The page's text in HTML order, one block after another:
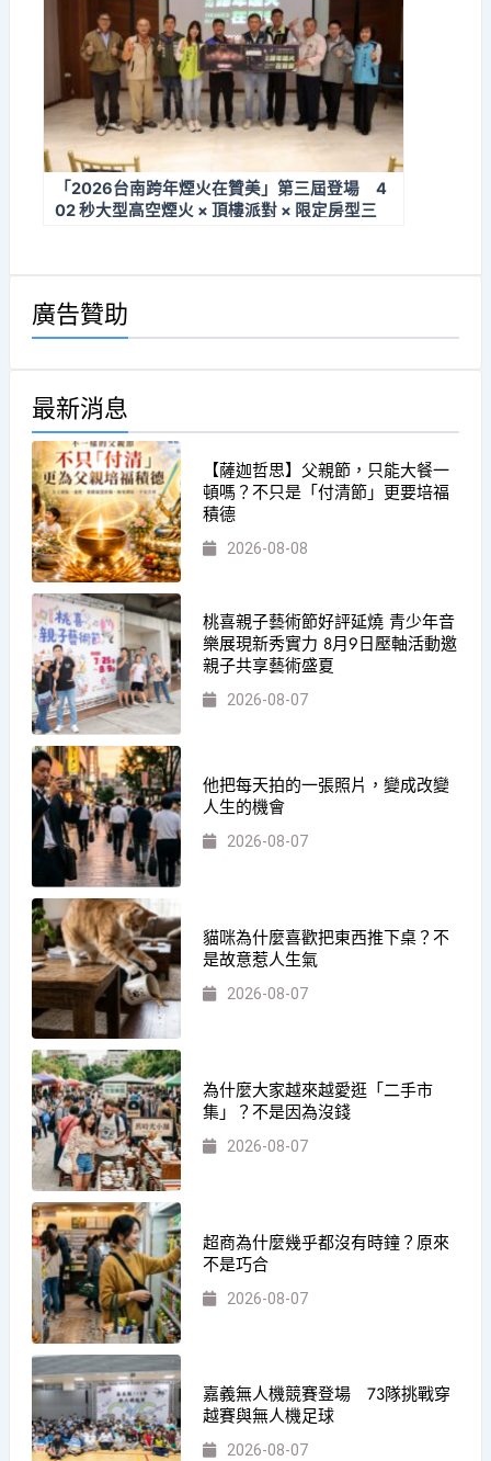
「2026台南跨年煙火在贊美」第三屆登場 4
02 秒大型高空煙火 × 頂樓派對 × 限定房型三
廣告贊助
最新消息
【薩迦哲思】父親節，只能大餐一
頓嗎？不只是「付清節」更要培福
積德
2026-08-08
桃喜親子藝術節好評延燒 青少年音
樂展現新秀實力 8月9日壓軸活動邀
親子共享藝術盛夏
2026-08-07
他把每天拍的一張照片，變成改變
人生的機會
2026-08-07
貓咪為什麼喜歡把東西推下桌？不
是故意惹人生氣
2026-08-07
為什麼大家越來越愛逛「二手市
集」？不是因為沒錢
2026-08-07
超商為什麼幾乎都沒有時鐘？原來
不是巧合
2026-08-07
嘉義無人機競賽登場 73隊挑戰穿
越賽與無人機足球
2026-08-07